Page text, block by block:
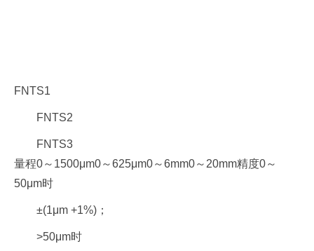
FNTS1
FNTS2
FNTS3
量程0～1500μm0～625μm0～6mm0～20mm精度0～
50μm时
±(1μm +1%)；
>50μm时